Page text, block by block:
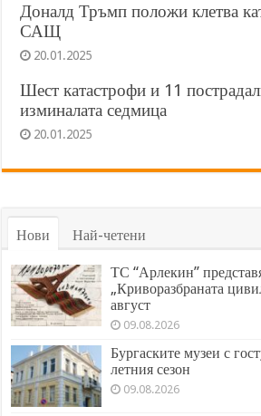
Доналд Тръмп положи клетва
САЩ
20.01.2025
Шест катастрофи и 11
изминалата седмица
20.01.2025
Нови Най-четени
ТС “Арлекин”
„Криворазбраната
август
09.08.2026
Бургаските музеи с
летния сезон
09.08.2026